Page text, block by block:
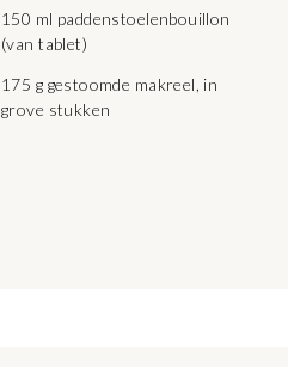
150 ml paddenstoelenbouillon
(van tablet)
175 g gestoomde makreel, in
grove stukken